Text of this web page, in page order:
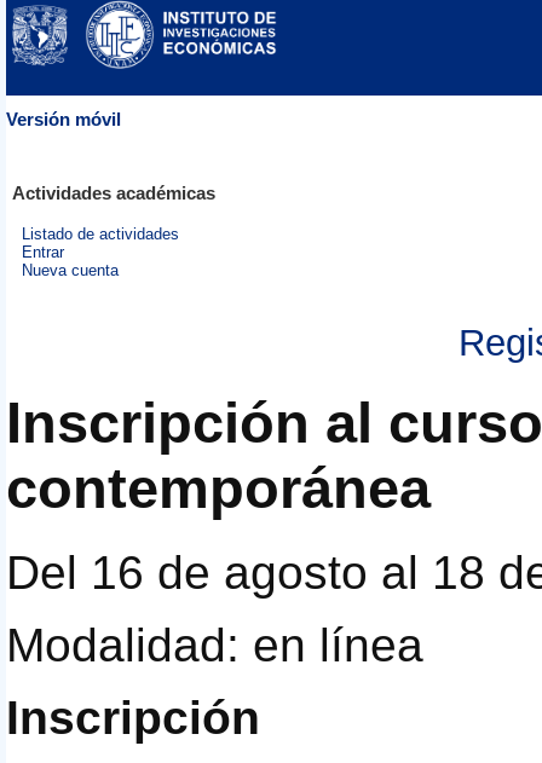
Versión móvil
Actividades académicas
Listado de actividades
Entrar
Nueva cuenta
Inscripción al
contemporánea
Del 16 de agosto al 18
Modalidad: en línea
Inscripción